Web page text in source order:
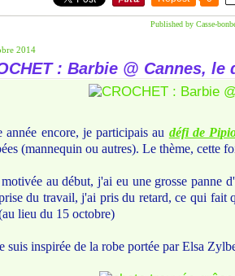
Published by Casse-
2014
: Barbie @ Cannes, le
année encore, je participais au défi de
(mannequin ou autres). Le thème, cette
au début, j'ai eu une grosse panne
du travail, j'ai pris du retard, ce qui fait
lieu du 15 octobre)
suis inspirée de la robe portée par Elsa